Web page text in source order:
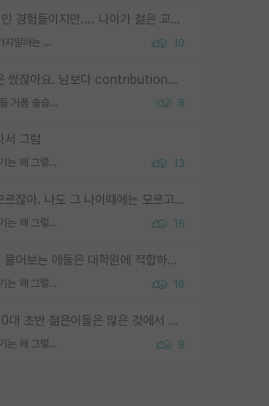
개인적인 경험들이지만.... 나이가 젊은 교수일수록 꼰대라는 가면을 쓴 채로 무례함을 행동하는 경우가 거의 90% 정도였음. 나이가 어린데 다른 또래들과 달리 명예, 권력, 재력까지 얻었으니 세상 다 가진 기분이겠지. 오히러 나이 든 교수들이 행동과 말을 더 조심하시더라.
신생랩가지말라는 이유가 있었구나 10
쟤 뮤온 썼잖아요. 님보다 contribution많음
AI 학회들 거품 슬슬 지적이 나오네요 8
서 그럼
근데 여기는 왜 그렇게 SPK를 물어보는거임? 13
아직 모르잖아. 나도 그 나이때에는 모르고 평가 받고 안심하고 싶었어.
근데 여기는 왜 그렇게 SPK를 물어보는거임? 16
그런걸 물어보는 애들은 대학원에 적합하지 않다
근데 여기는 왜 그렇게 SPK를 물어보는거임? 16
요새 20대 초반 젊은이들은 많은 것에서 가성비를 따지더라고요. 내가 이 정도 인풋을 넣었을 때 그만큼 아웃풋이 나올 것인가? 사실 아웃풋이 인풋 대비 리니어하게 나오지 않는 영역을 시도하기 싫어한다는 느낌입니다.
근데 여기는 왜 그렇게 SPK를 물어보는거임? 8